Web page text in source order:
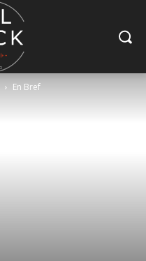
En Bref